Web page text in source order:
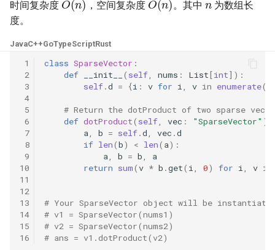
32.1. 从上到下打印二叉树
32.2. 从上到下打印二叉树 II
32.3. 从上到下打印二叉树 III
33. 二叉搜索树的后序遍历序
34. 二叉树中和为某一值的路
35. 复杂链表的复制
36. 二叉搜索树与双向链表
27. 回文链表
28. 展平多级双向链表
29. 排序的循环链表
30. 插入、删除和随机访问都
是 O(1) 的容器
31. 最近最少使用缓存
32. 有效的变位词
33. 变位词组
34. 外星语言是否排序
4.8. 首个共同祖先
4.10. 检查子树
4.12. 求和路径
5.1. 插入
5.2. 二进制数转字符串
5.3. 翻转数位
5.4. 下一个数
5.6. 整数转换
时间复杂度 ，空间复杂度 。其中
为数组长
度。
JavaC++GoTypeScriptRust
1
2
3
4
5
6
7
8
9
10
11
12
13
14
15
16
class SparseVector :
def
__init__ ( self, nums : List[int]):
self.d = {i : v for i, v in enumerate(
# Return the dotProduct of two sparse
def dotProduct( self, vec : "SparseVector" )
a, b = self.d, vec .d
if len(b) < len( a):
a, b = b,
a
return sum(v * b .get( i, 0) for i, v in
# Your SparseVector object will be
# v1 = SparseVector(nums1)
# v2 = SparseVector(nums2)
# ans = v1.dotProduct(v2)